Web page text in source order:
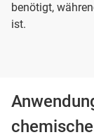
benötigt,
ist.